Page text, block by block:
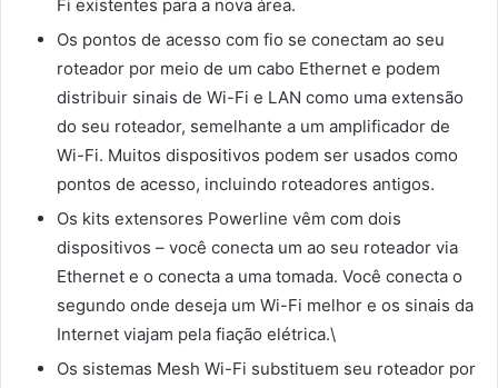
Fi existentes para a nova área.
Os pontos de acesso com fio se conectam ao seu
roteador por meio de um cabo Ethernet e podem
distribuir sinais de Wi-Fi e LAN como uma extensão
do seu roteador, semelhante a um amplificador de
Wi-Fi. Muitos dispositivos podem ser usados ​​como
pontos de acesso, incluindo roteadores antigos.
Os kits extensores Powerline vêm com dois
dispositivos – você conecta um ao seu roteador via
Ethernet e o conecta a uma tomada. Você conecta o
segundo onde deseja um Wi-Fi melhor e os sinais da
Internet viajam pela fiação elétrica.\
Os sistemas Mesh Wi-Fi substituem seu roteador por